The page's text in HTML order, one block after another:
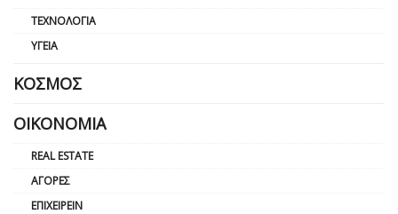
ΤΕΧΝΟΛΟΓΊΑ
ΥΓΕΊΑ
ΚΌΣΜΟΣ
ΟΙΚΟΝΟΜΊΑ
REAL ESTATE
ΑΓΟΡΈΣ
ΕΠΙΧΕΙΡΕΊΝ